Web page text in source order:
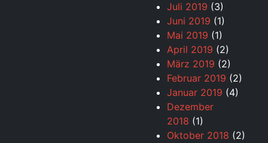
Juli 2019 (3)
Juni 2019 (1)
Mai 2019 (1)
April 2019 (2)
März 2019 (2)
Februar 2019 (2)
Januar 2019 (4)
Dezember
2018 (1)
Oktober 2018 (2)